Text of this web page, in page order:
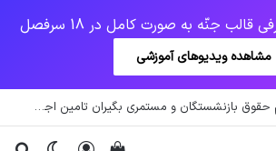
جنّه به صورت کامل در 18 سرفصل
مشاهده ویدیوهای آموزشی
پرداخت زودهنگام حقوق بازنشستگان و مستمری بگیران تامین اجتماعی